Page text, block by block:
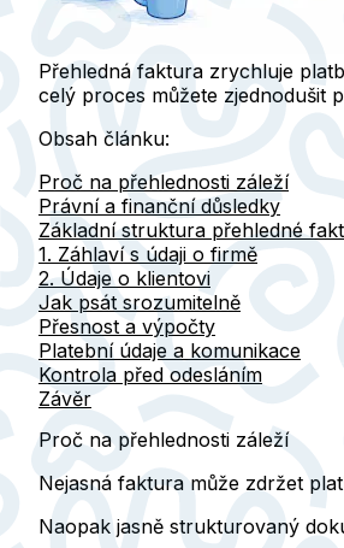
Přehledná faktura zrychluje
celý proces můžete zjednodušit
Obsah článku:
Proč na přehlednosti záleží
Právní a finanční důsledky
Základní struktura přehledné
1. Záhlaví s údaji o firmě
2. Údaje o klientovi
Jak psát srozumitelně
Přesnost a výpočty
Platební údaje a komunikace
Kontrola před odesláním
Závěr
Proč na přehlednosti záleží
Nejasná faktura může zdržet
Naopak jasně strukturovaný